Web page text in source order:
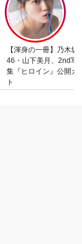
【渾身の一冊】乃木坂
46・山下美月、2nd写
集『ヒロイン』公開カ
ト